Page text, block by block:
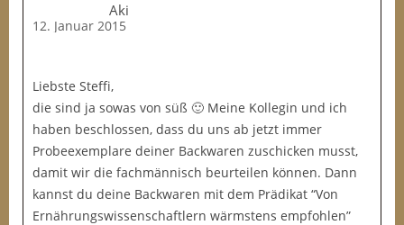
Aki
12. Januar 2015
Liebste Steffi,
die sind ja sowas von süß 🙂 Meine Kollegin und ich
haben beschlossen, dass du uns ab jetzt immer
Probeexemplare deiner Backwaren zuschicken musst,
damit wir die fachmännisch beurteilen können. Dann
kannst du deine Backwaren mit dem Prädikat “Von
Ernährungswissenschaftlern wärmstens empfohlen”